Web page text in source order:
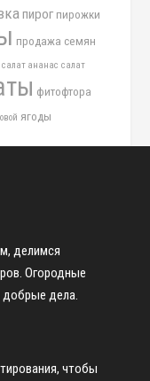
пирог пирожки
продажа семян
салат ананас салат
фитофтора
ягоды
делимся
Огородные
дела.
чтобы